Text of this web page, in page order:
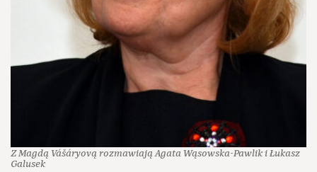
Z Magdą Vášáryovą rozmawiają Agata Wąsowska-Pawlik i Łukasz
Galusek